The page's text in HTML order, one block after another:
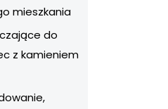
mieszkania
do
z kamieniem